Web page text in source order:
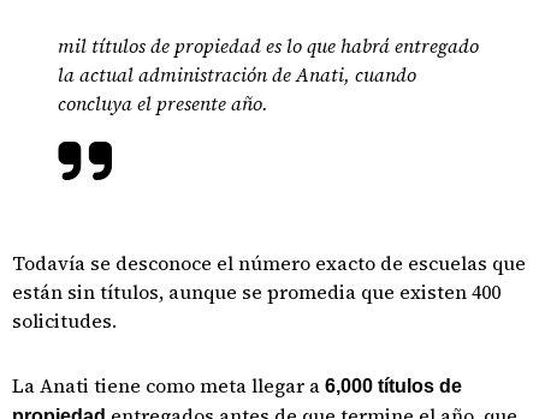
mil títulos de propiedad es lo que habrá entregado
la actual administración de Anati, cuando
concluya el presente año.
Todavía se desconoce el número exacto de escuelas que
están sin títulos, aunque se promedia que existen 400
solicitudes.
La Anati tiene como meta llegar a 6,000 títulos de